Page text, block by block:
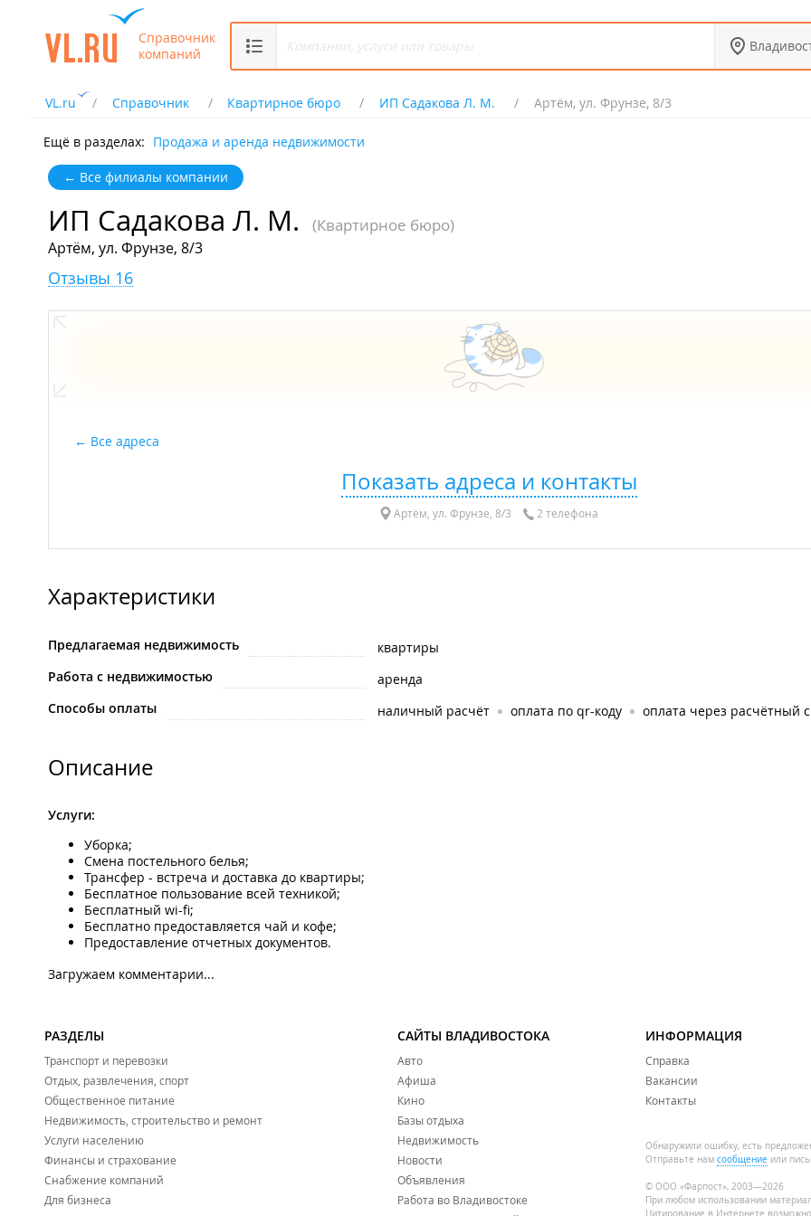
Справочник
компаний
VL.ru Справочник Квартирное бюро ИП Садакова Л. М. Артём, ул. Фрунзе, 8/3
Ещё в разделах: Продажа и аренда недвижимости
← Все филиалы компании
ИП Садакова Л. М. (Квартирное бюро)
Артём, ул. Фрунзе, 8/3
Отзывы 16
Все адреса
Показать адреса и контакты
Артём, ул. Фрунзе, 8/3 2 телефона
Характеристики
Предлагаемая недвижимость
квартиры
Работа с недвижимостью
аренда
Способы оплаты
наличный расчёт оплата по qr-коду оплата через расчётный
Описание
Услуги:
Уборка;
Смена постельного белья;
Трансфер - встреча и доставка до квартиры;
Бесплатное пользование всей техникой;
Бесплатный wi-fi;
Бесплатно предоставляется чай и кофе;
Предоставление отчетных документов.
Загружаем комментарии...
РАЗДЕЛЫ
Транспорт и перевозки
Отдых, развлечения, спорт
Общественное питание
Недвижимость, строительство и ремонт
Услуги населению
Финансы и страхование
Снабжение компаний
Для бизнеса
САЙТЫ ВЛАДИВОСТОКА
Авто
Афиша
Кино
Базы отдыха
Недвижимость
Новости
Объявления
Работа во Владивостоке
ИНФОРМАЦИЯ
Справка
Вакансии
Контакты
Обнаружили ошибку, есть
Отправьте нам сообщение или
© ООО «Фарпост», 2003—2026
При любом использовании